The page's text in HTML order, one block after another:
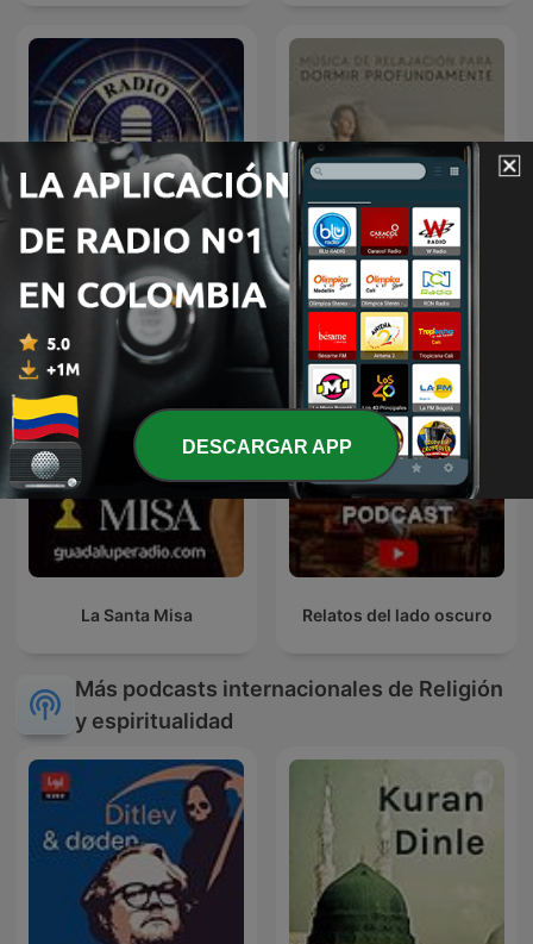
Emisora Cristiana
Música de Relajación para
DORMIR
La Santa Misa Relatos del lado oscuro
Más podcasts internacionales de Religión
y espiritualidad
DESCARGAR APP